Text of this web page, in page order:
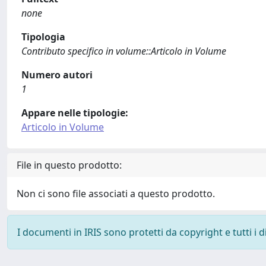
none
Tipologia
Contributo specifico in volume::Articolo in Volume
Numero autori
1
Appare nelle tipologie:
Articolo in Volume
File in questo prodotto:
Non ci sono file associati a questo prodotto.
I documenti in IRIS sono protetti da copyright e tutti i